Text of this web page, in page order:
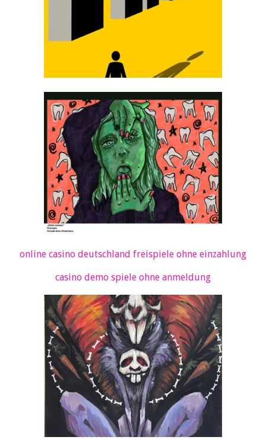
online casino deutschland freispiele ohne einzahlung
casino demo spiele ohne anmeldung